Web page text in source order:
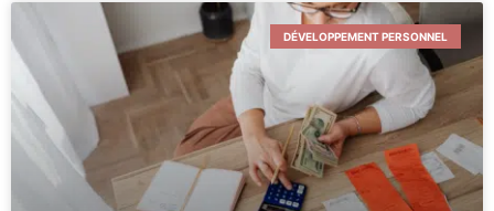
DÉVELOPPEMENT PERSONNEL